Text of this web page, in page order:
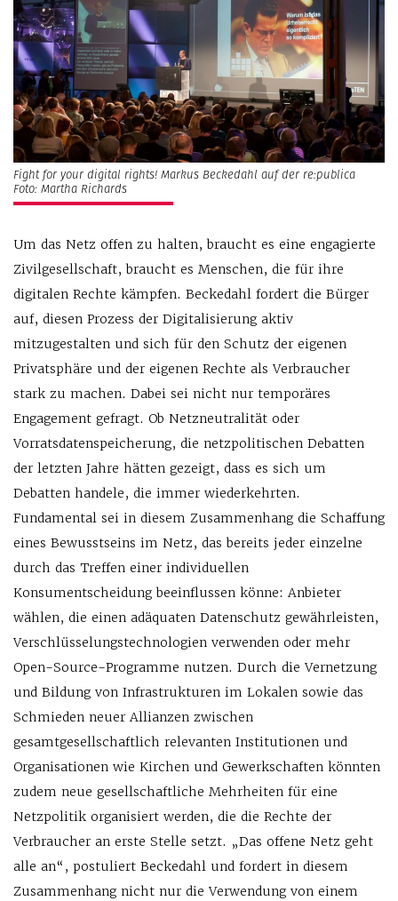
Fight for your digital rights! Markus Beckedahl auf der re:publica
Foto: Martha Richards
Um das Netz offen zu halten, braucht es eine engagierte
Zivilgesellschaft, braucht es Menschen, die für ihre
digitalen Rechte kämpfen. Beckedahl fordert die Bürger
auf, diesen Prozess der Digitalisierung aktiv
mitzugestalten und sich für den Schutz der eigenen
Privatsphäre und der eigenen Rechte als Verbraucher
stark zu machen. Dabei sei nicht nur temporäres
Engagement gefragt. Ob Netzneutralität oder
Vorratsdatenspeicherung, die netzpolitischen Debatten
der letzten Jahre hätten gezeigt, dass es sich um
Debatten handele, die immer wiederkehrten.
Fundamental sei in diesem Zusammenhang die Schaffung
eines Bewusstseins im Netz, das bereits jeder einzelne
durch das Treffen einer individuellen
Konsumentscheidung beeinflussen könne: Anbieter
wählen, die einen adäquaten Datenschutz gewährleisten,
Verschlüsselungstechnologien verwenden oder mehr
Open-Source-Programme nutzen. Durch die Vernetzung
und Bildung von Infrastrukturen im Lokalen sowie das
Schmieden neuer Allianzen zwischen
gesamtgesellschaftlich relevanten Institutionen und
Organisationen wie Kirchen und Gewerkschaften könnten
zudem neue gesellschaftliche Mehrheiten für eine
Netzpolitik organisiert werden, die die Rechte der
Verbraucher an erste Stelle setzt. „Das offene Netz geht
alle an“, postuliert Beckedahl und fordert in diesem
Zusammenhang nicht nur die Verwendung von einem